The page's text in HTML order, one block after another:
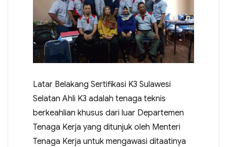
Latar Belakang Sertifikasi K3 Sulawesi
Selatan Ahli K3 adalah tenaga teknis
berkeahlian khusus dari luar Departemen
Tenaga Kerja yang ditunjuk oleh Menteri
Tenaga Kerja untuk mengawasi ditaatinya